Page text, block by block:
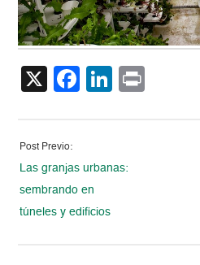
X Facebook
LinkedIn
Post Previo:
Las granjas urbanas:
sembrando en
túneles y edificios